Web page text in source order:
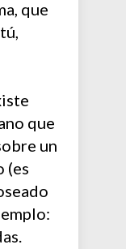
que
que
un
(es